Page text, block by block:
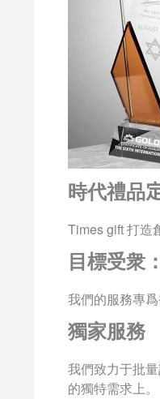
時代禮品
Times gift 打造
目標受衆
我們的服務專
獨家服務
我們致力于批
的獨特需求上。